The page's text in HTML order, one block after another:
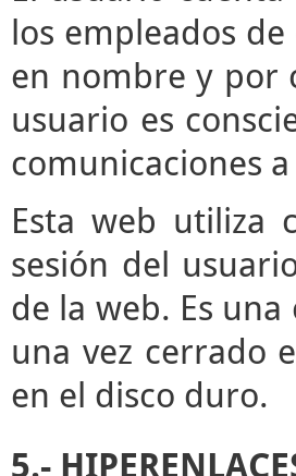
los empleados
en nombre y por
usuario es
comunicaciones
Esta web utiliza
sesión del
de la web. Es
una vez cerrado
en el disco duro.
5.-